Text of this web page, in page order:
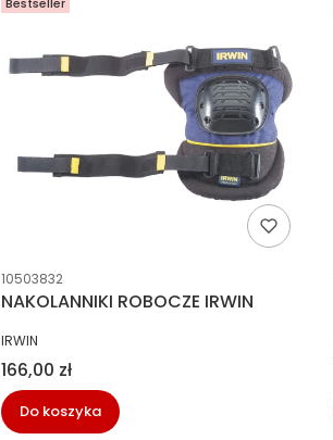
Kod producenta
10503832
NAKOLANNIKI ROBOCZE IRWIN
PRODUCENT
IRWIN
Cena
166,00 zł
Do koszyka